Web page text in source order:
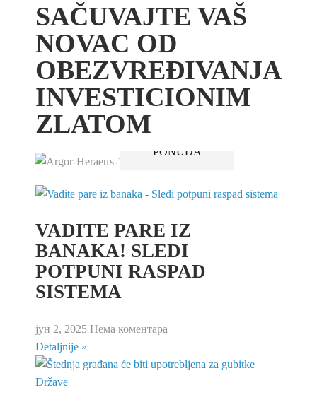
SAČUVAJTE VAŠ
NOVAC OD
OBEZVREĐIVANJA
INVESTICIONIM
ZLATOM
PONUDA
VADITE PARE IZ
BANAKA! SLEDI
POTPUNI RASPAD
SISTEMA
јун 2, 2025Нема коментара
Detaljnije »